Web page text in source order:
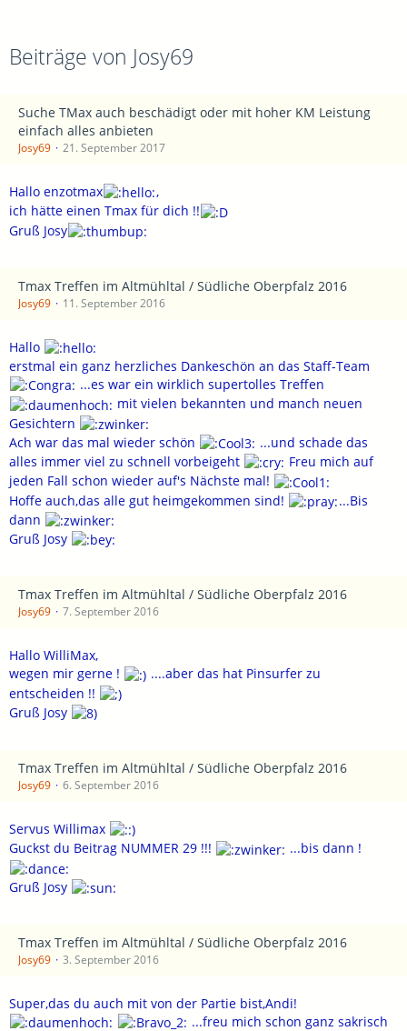
Beiträge von Josy69
Suche TMax auch beschädigt oder mit hoher KM Leistung
einfach alles anbieten
Josy69 21. September 2017
Hallo enzotmax
,
ich hätte einen Tmax für dich !!
Gruß Josy
Tmax Treffen im Altmühltal / Südliche Oberpfalz 2016
Josy69 11. September 2016
Hallo
erstmal ein ganz herzliches Dankeschön an das Staff-Team
...es war ein wirklich supertolles Treffen
mit vielen bekannten und manch neuen
Gesichtern
Ach war das mal wieder schön
...und schade das
alles immer viel zu schnell vorbeigeht
Freu mich auf
jeden Fall schon wieder auf's Nächste mal!
Hoffe auch,das alle gut heimgekommen sind!
...Bis
dann
Gruß Josy
Tmax Treffen im Altmühltal / Südliche Oberpfalz 2016
Josy69 7. September 2016
Hallo WilliMax,
wegen mir gerne !
....aber das hat Pinsurfer zu
entscheiden !!
Gruß Josy
Tmax Treffen im Altmühltal / Südliche Oberpfalz 2016
Josy69 6. September 2016
Servus Willimax
Guckst du Beitrag NUMMER 29 !!!
...bis dann !
Gruß Josy
Tmax Treffen im Altmühltal / Südliche Oberpfalz 2016
Josy69 3. September 2016
Super,das du auch mit von der Partie bist,Andi!
...freu mich schon ganz sakrisch